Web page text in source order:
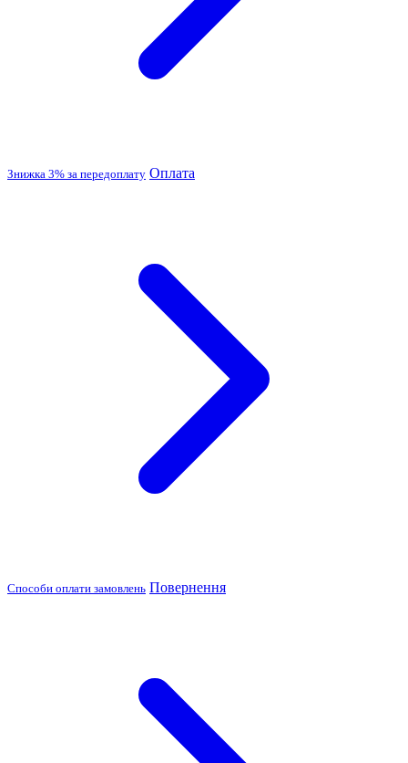
Знижка 3% за передоплату Оплата
Способи оплати замовлень Повернення